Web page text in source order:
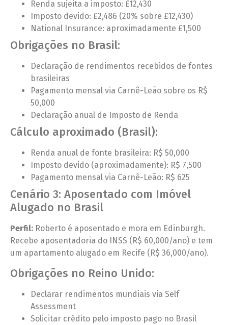
Renda sujeita a imposto: £12,430
Imposto devido: £2,486 (20% sobre £12,430)
National Insurance: aproximadamente £1,500
Obrigações no Brasil:
Declaração de rendimentos recebidos de fontes
brasileiras
Pagamento mensal via Carnê-Leão sobre os R$
50,000
Declaração anual de Imposto de Renda
Cálculo aproximado (Brasil):
Renda anual de fonte brasileira: R$ 50,000
Imposto devido (aproximadamente): R$ 7,500
Pagamento mensal via Carnê-Leão: R$ 625
Cenário 3: Aposentado com Imóvel
Alugado no Brasil
Perfil: Roberto é aposentado e mora em Edinburgh.
Recebe aposentadoria do INSS (R$ 60,000/ano) e tem
um apartamento alugado em Recife (R$ 36,000/ano).
Obrigações no Reino Unido:
Declarar rendimentos mundiais via Self
Assessment
Solicitar crédito pelo imposto pago no Brasil